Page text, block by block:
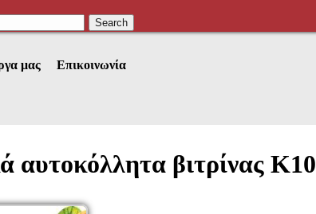
μας Επικοινωνία
αυτοκόλλητα βιτρίνας Κ10